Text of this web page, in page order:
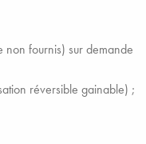
non fournis) sur demande
réversible gainable) ;